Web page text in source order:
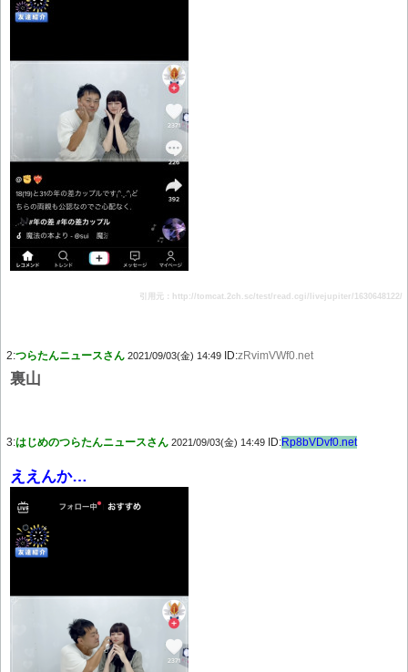
引用元：http://tomcat.2ch.sc/test/read.cgi/livejupiter/1630648122/
2:つらたんニュースさん 2021/09/03(金) 14:49 ID:zRvimVWf0.net
裏山
3:はじめのつらたんニュースさん 2021/09/03(金) 14:49 ID:Rp8bVDvf0.net
ええんか…